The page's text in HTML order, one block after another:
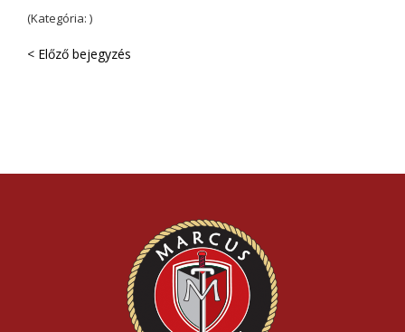
(Kategória: )
< Előző bejegyzés